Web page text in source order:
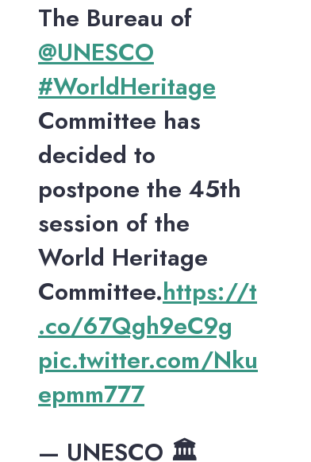
The Bureau of
@UNESCO
#WorldHeritage
Committee has
decided to
postpone the 45th
session of the
World Heritage
Committee.https://t
.co/67Qgh9eC9g
pic.twitter.com/Nku
epmm777
— UNESCO 🏛️